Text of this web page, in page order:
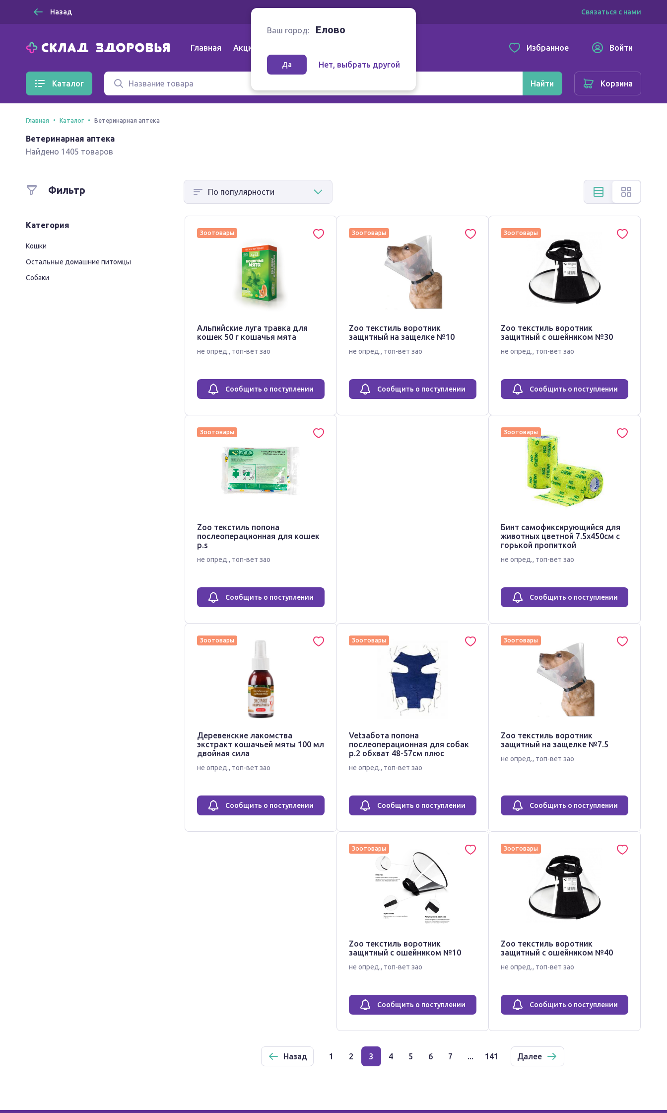
Назад Связаться с нами
Главная Акции Избранное Войти
Каталог Найти Корзина
Ваш город: Елово
Да Нет, выбрать другой
Главная Каталог Ветеринарная аптека
Ветеринарная аптека
Найдено 1405 товаров
Фильтр
Категория
Кошки
Остальные домашние питомцы
Собаки
Зоотовары
Альпийские луга травка для
кошек 50 г кошачья мята
не опред., топ-вет зао
Сообщить о поступлении
Зоотовары
Zoo текстиль воротник
защитный на защелке №10
не опред., топ-вет зао
Сообщить о поступлении
Зоотовары
Zoo текстиль воротник
защитный с ошейником №30
не опред., топ-вет зао
Сообщить о поступлении
Зоотовары
Zoo текстиль попона
послеоперационная для кошек
р.s
не опред., топ-вет зао
Сообщить о поступлении
Зоотовары
Бинт самофиксирующийся для
животных цветной 7.5х450см с
горькой пропиткой
не опред., топ-вет зао
Сообщить о поступлении
Зоотовары
Деревенские лакомства
экстракт кошачьей мяты 100 мл
двойная сила
не опред., топ-вет зао
Сообщить о поступлении
Зоотовары
Vetзабота попона
послеоперационная для собак
р.2 обхват 48-57см плюс
не опред., топ-вет зао
Сообщить о поступлении
Зоотовары
Zoo текстиль воротник
защитный на защелке №7.5
не опред., топ-вет зао
Сообщить о поступлении
Зоотовары
Zoo текстиль воротник
защитный с ошейником №10
не опред., топ-вет зао
Сообщить о поступлении
Зоотовары
Zoo текстиль воротник
защитный с ошейником №40
не опред., топ-вет зао
Сообщить о поступлении
Назад 1 2 3 4 5 6 7 ... 141 Далее